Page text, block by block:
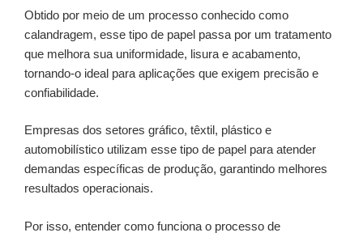
Obtido por meio de um processo conhecido como
calandragem, esse tipo de papel passa por um tratamento
que melhora sua uniformidade, lisura e acabamento,
tornando-o ideal para aplicações que exigem precisão e
confiabilidade.
Empresas dos setores gráfico, têxtil, plástico e
automobilístico utilizam esse tipo de papel para atender
demandas específicas de produção, garantindo melhores
resultados operacionais.
Por isso, entender como funciona o processo de